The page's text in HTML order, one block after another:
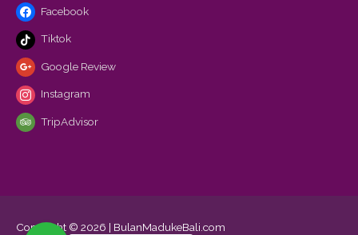
Facebook
Tiktok
Google Review
Instagram
TripAdvisor
Copyright © 2026 | BulanMadukeBali.com